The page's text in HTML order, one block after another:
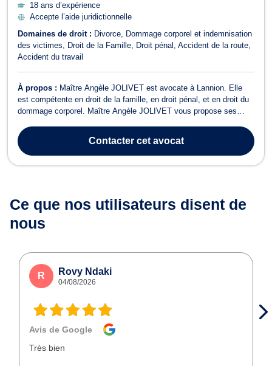
18 ans d’expérience
Accepte l’aide juridictionnelle
Domaines de droit : Divorce
Dommage corporel et indemnisation
des victimes
Droit de la Famille Droit pénal Accident de la route
Accident du travail
À propos : Maître Angèle JOLIVET est avocate à Lannion. Elle
est compétente en droit de la famille, en droit pénal, et en droit du
dommage corporel. Maître Angèle JOLIVET vous propose ses
tout dossier relatif au divorce, à l’adoption, à la succession, à la
tutelle,...
Contactercet avocat
Ce que nos utilisateurs disent de
nous
R Rovy Ndaki
04/08/2026
Avis de Google
Très bien